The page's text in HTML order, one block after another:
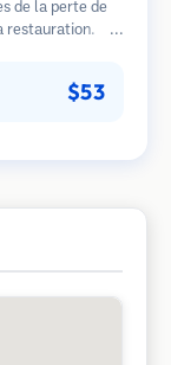
de la perte de
restauration.
$53